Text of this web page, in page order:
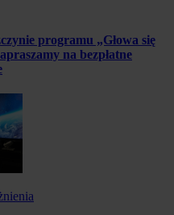
programu „Głowa się
na bezpłatne